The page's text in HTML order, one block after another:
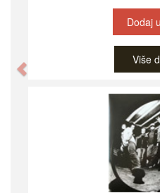
Dodaj
Više